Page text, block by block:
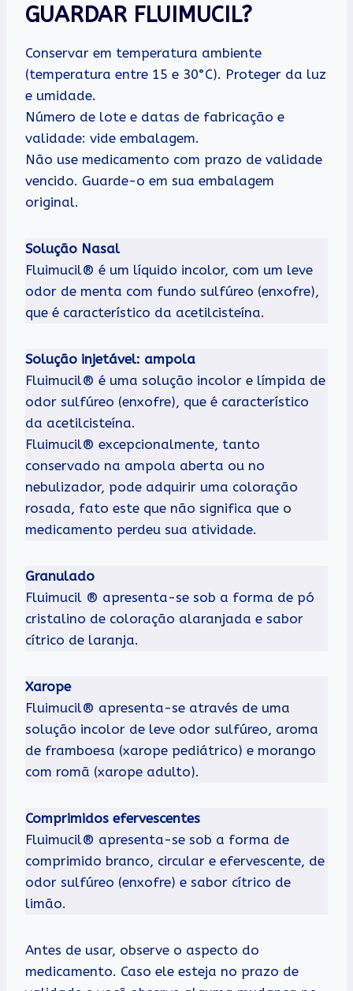
GUARDAR FLUIMUCIL?
Conservar em temperatura ambiente
(temperatura entre 15 e 30°C). Proteger da luz
e umidade.
Número de lote e datas de fabricação e
validade: vide embalagem.
Não use medicamento com prazo de validade
vencido. Guarde-o em sua embalagem
original.
Solução Nasal
Fluimucil® é um líquido incolor, com um leve
odor de menta com fundo sulfúreo (enxofre),
que é característico da acetilcisteína.
Solução injetável: ampola
Fluimucil® é uma solução incolor e límpida de
odor sulfúreo (enxofre), que é característico
da acetilcisteína.
Fluimucil® excepcionalmente, tanto
conservado na ampola aberta ou no
nebulizador, pode adquirir uma coloração
rosada, fato este que não significa que o
medicamento perdeu sua atividade.
Granulado
Fluimucil ® apresenta-se sob a forma de pó
cristalino de coloração alaranjada e sabor
cítrico de laranja.
Xarope
Fluimucil® apresenta-se através de uma
solução incolor de leve odor sulfúreo, aroma
de framboesa (xarope pediátrico) e morango
com romã (xarope adulto).
Comprimidos efervescentes
Fluimucil® apresenta-se sob a forma de
comprimido branco, circular e efervescente, de
odor sulfúreo (enxofre) e sabor cítrico de
limão.
Antes de usar, observe o aspecto do
medicamento. Caso ele esteja no prazo de